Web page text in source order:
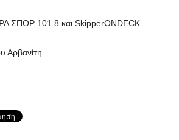
ΣΠΟΡ 101.8 και SkipperONDECK
Αρβανίτη